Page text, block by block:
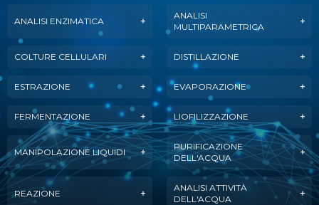
ANALISI ENZIMATICA
ANALISI
MULTIPARAMETRICA
COLTURE CELLULARI DISTILLAZIONE
ESTRAZIONE EVAPORAZIONE
FERMENTAZIONE LIOFILIZZAZIONE
MANIPOLAZIONE LIQUIDI
PURIFICAZIONE
DELL'ACQUA
REAZIONE
ANALISI ATTIVITÀ
DELL'ACQUA